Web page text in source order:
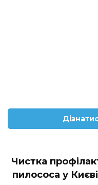
Чистка
пилососа у